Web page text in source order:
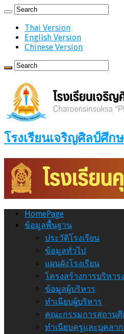
Thai Version
English Version
Chinese Version
โรงเรียนเจริญศิลป์ศึ
HomePage
ข้อมูลพื้นฐาน
ประวัติโรงเรียน
ข้อมูลทั่วไป
แผนผังโรงเรียน
โครงสร้างการบริหาร
ข้อมูลผู้บริหาร
ทำเนียบผู้บริหาร
คณะกรรมการสถานศึ
ทำเนียบครูและบุคลา